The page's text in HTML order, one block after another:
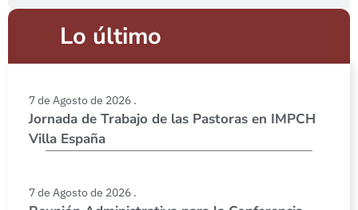
Lo último
7 de Agosto de 2026 .
Jornada de Trabajo de las Pastoras en IMPCH
Villa España
7 de Agosto de 2026 .